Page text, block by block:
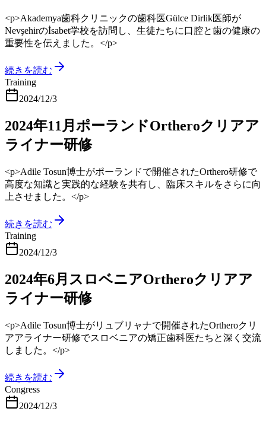
<p>Akademya歯科クリニックの歯科医Gülce Dirlik医師が
Nevşehirのİsabet学校を訪問し、生徒たちに口腔と歯の健康の
重要性を伝えました。</p>
続きを読む
Training
2024/12/3
2024年11月ポーランドOrtheroクリアア
ライナー研修
<p>Adile Tosun博士がポーランドで開催されたOrthero研修で
高度な知識と実践的な経験を共有し、臨床スキルをさらに向
上させました。</p>
続きを読む
Training
2024/12/3
2024年6月スロベニアOrtheroクリアア
ライナー研修
<p>Adile Tosun博士がリュブリャナで開催されたOrtheroクリ
アアライナー研修でスロベニアの矯正歯科医たちと深く交流
しました。</p>
続きを読む
Congress
2024/12/3